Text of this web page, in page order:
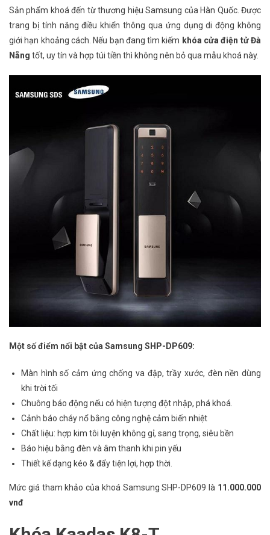
Sản phẩm khoá đến từ thương hiệu Samsung của Hàn Quốc. Được
trang bị tính năng điều khiển thông qua ứng dụng di động không
giới hạn khoảng cách. Nếu bạn đang tìm kiếm khóa cửa điện tử Đà
Nẵng tốt, uy tín và hợp túi tiền thì không nên bỏ qua mẫu khoá này.
Một số điểm nổi bật của Samsung SHP-DP609:
Màn hình số cảm ứng chống va đập, trầy xước, đèn nền dùng
khi trời tối
Chuông báo động nếu có hiện tượng đột nhập, phá khoá.
Cảnh báo cháy nổ bằng công nghệ cảm biến nhiệt
Chất liệu: hợp kim tôi luyện không gỉ, sang trọng, siêu bền
Báo hiệu bằng đèn và âm thanh khi pin yếu
Thiết kế dạng kéo & đẩy tiện lợi, hợp thời.
Mức giá tham khảo của khoá Samsung SHP-DP609 là 11.000.000
vnđ